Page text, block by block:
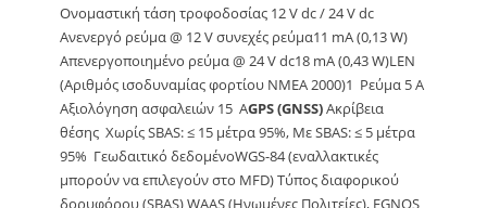
Ονομαστική τάση τροφοδοσίας 12 V dc / 24 V dc
Ανενεργό ρεύμα @ 12 V συνεχές ρεύμα11 mA (0,13 W)
Απενεργοποιημένο ρεύμα @ 24 V dc18 mA (0,43 W)LEN
(Αριθμός ισοδυναμίας φορτίου NMEA 2000)1 Ρεύμα 5 Α
Αξιολόγηση ασφαλειών 15 ΑGPS (GNSS)Ακρίβεια
θέσης Χωρίς SBAS: ≤ 15 μέτρα 95%, Με SBAS: ≤ 5 μέτρα
95% Γεωδαιτικό δεδομένοWGS-84 (εναλλακτικές
μπορούν να επιλεγούν στο MFD) Τύπος διαφορικού
δορυφόρου (SBAS) WAAS (Ηνωμένες Πολιτείες), EGNOS